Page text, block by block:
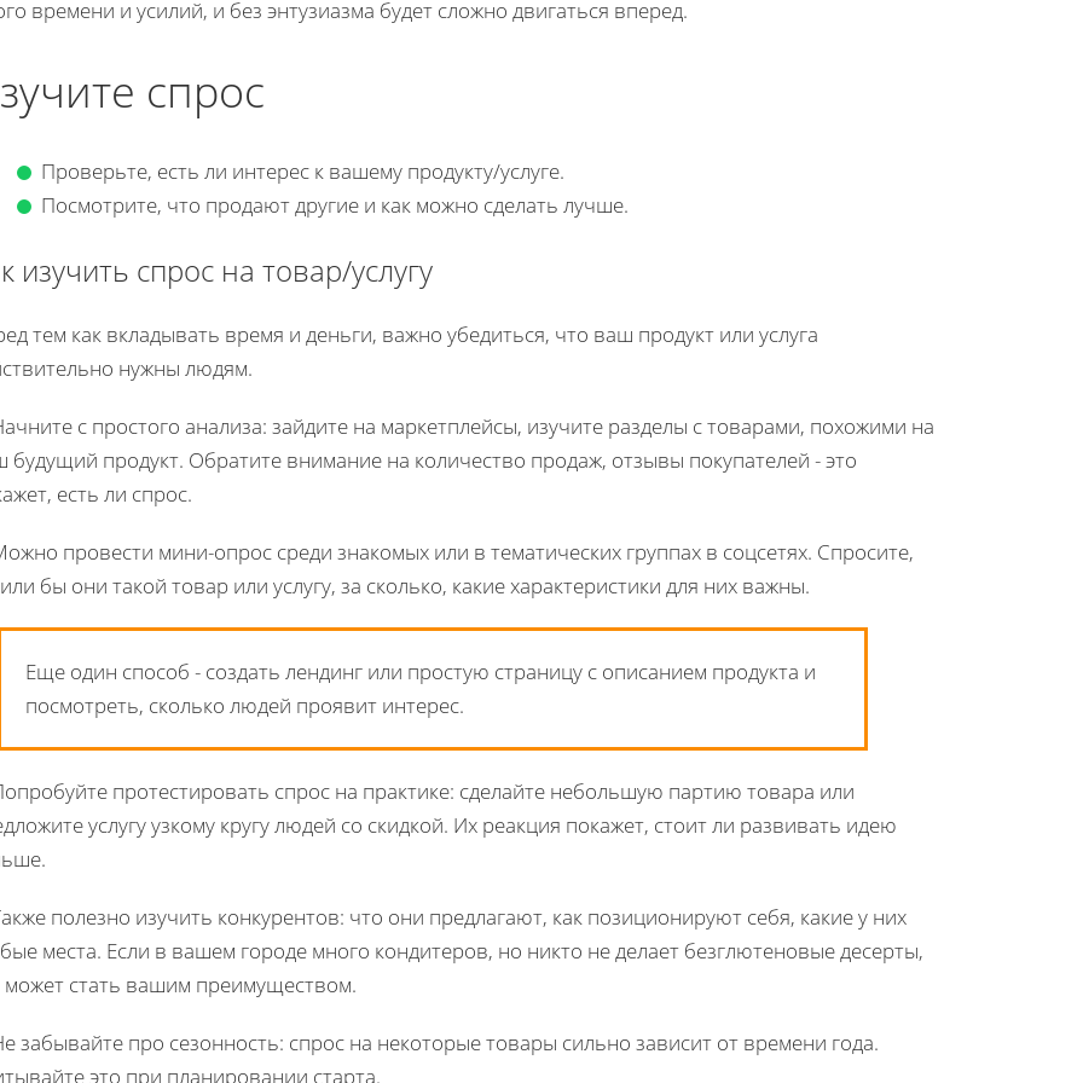
времени и усилий, и без энтузиазма будет сложно двигаться вперед.
спрос
Проверьте, есть ли интерес к вашему продукту/услуге.
Посмотрите, что продают другие и как можно сделать лучше.
изучить спрос на товар/услугу
тем как вкладывать время и деньги, важно убедиться, что ваш продукт или услуга
нужны людям.
с простого анализа: зайдите на маркетплейсы, изучите разделы с товарами, похожими на
будущий продукт. Обратите внимание на количество продаж, отзывы покупателей - это
есть ли спрос.
провести мини-опрос среди знакомых или в тематических группах в соцсетях. Спросите,
бы они такой товар или услугу, за сколько, какие характеристики для них важны.
Еще один способ - создать лендинг или простую страницу с описанием продукта и
посмотреть, сколько людей проявит интерес.
протестировать спрос на практике: сделайте небольшую партию товара или
услугу узкому кругу людей со скидкой. Их реакция покажет, стоит ли развивать идею
полезно изучить конкурентов: что они предлагают, как позиционируют себя, какие у них
места. Если в вашем городе много кондитеров, но никто не делает безглютеновые десерты,
может стать вашим преимуществом.
забывайте про сезонность: спрос на некоторые товары сильно зависит от времени года.
это при планировании старта.